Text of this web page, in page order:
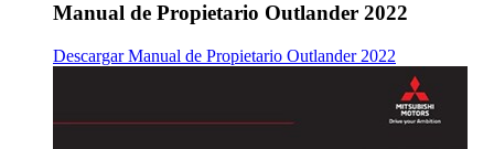
Manual de Propietario Outlander 2022
Descargar Manual de Propietario Outlander 2022